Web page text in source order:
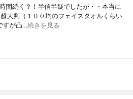
間続く？！半信半疑でしたが・・本当に
大判（１００均のフェイスタオルくらい
すが凸…続きを見る